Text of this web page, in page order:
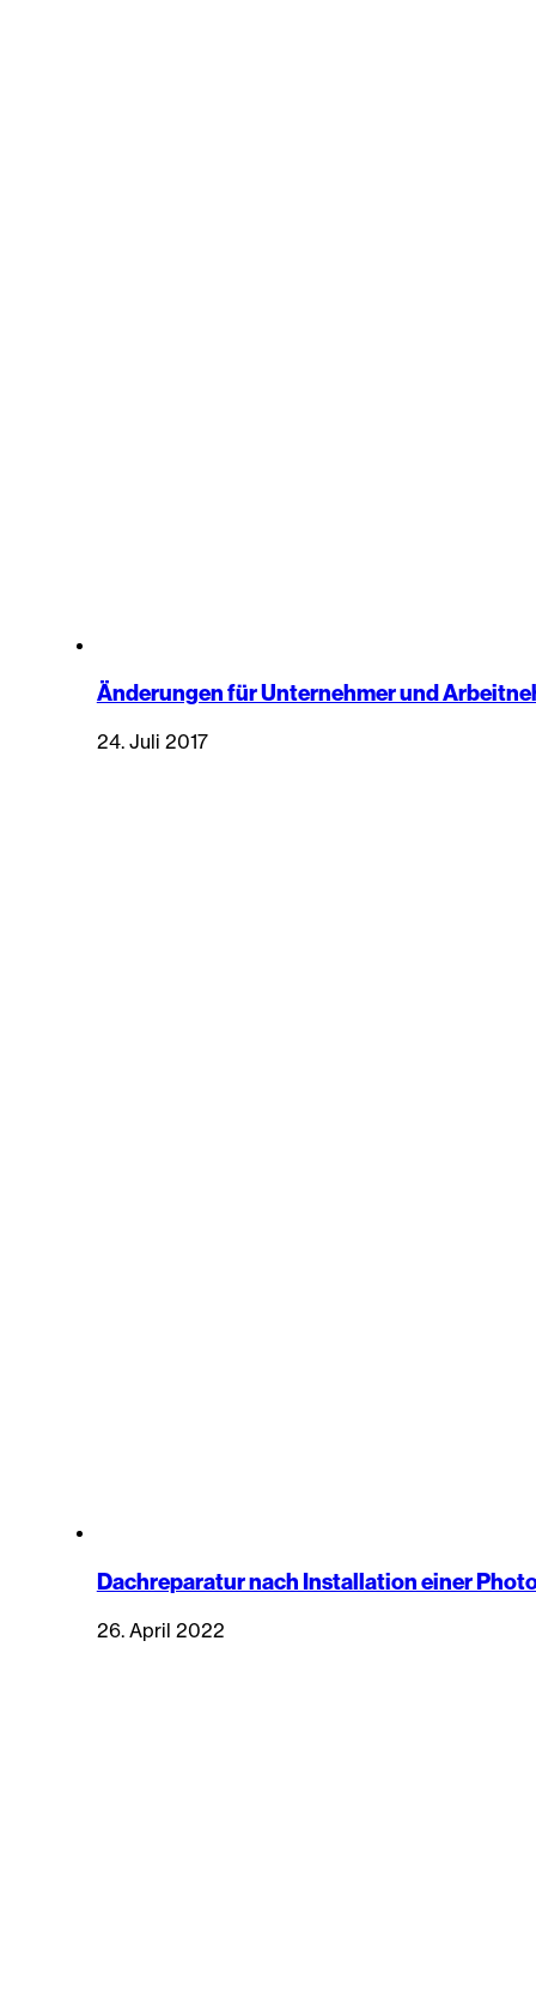
Änderungen für Unternehmer und
24. Juli 2017
Dachreparatur nach Installation einer
26. April 2022